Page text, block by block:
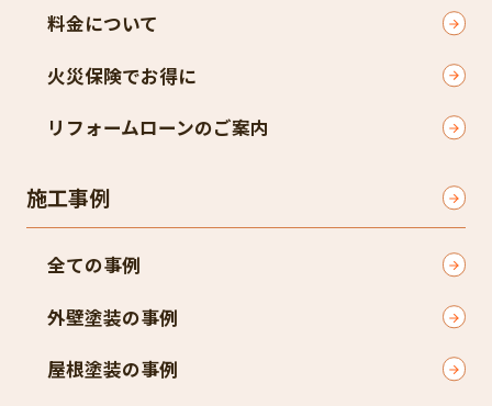
料金について
火災保険でお得に
リフォームローンのご案内
施工事例
全ての事例
外壁塗装の事例
屋根塗装の事例